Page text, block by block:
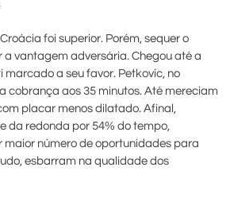
foi superior. Porém, sequer o
a vantagem adversária. Chegou até a
a seu favor. Petkovic, no
cobrança aos 35 minutos. Até mereciam
placar menos dilatado. Afinal,
da redonda por 54% do tempo,
maior número de oportunidades para
esbarram na qualidade dos